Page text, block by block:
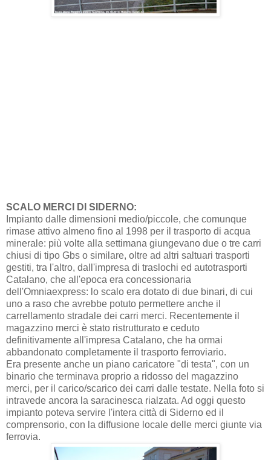
SCALO MERCI DI SIDERNO:
Impianto dalle dimensioni medio/piccole, che comunque
rimase attivo almeno fino al 1998 per il trasporto di acqua
minerale: più volte alla settimana giungevano due o tre carri
chiusi di tipo Gbs o similare, oltre ad altri saltuari trasporti
gestiti, tra l'altro, dall'impresa di traslochi ed autotrasporti
Catalano, che all'epoca era concessionaria
dell'Omniaexpress: lo scalo era dotato di due binari, di cui
uno a raso che avrebbe potuto permettere anche il
carrellamento stradale dei carri merci. Recentemente il
magazzino merci è stato ristrutturato e ceduto
definitivamente all'impresa Catalano, che ha ormai
abbandonato completamente il trasporto ferroviario.
Era presente anche un piano caricatore "di testa", con un
binario che terminava proprio a ridosso del magazzino
merci, per il carico/scarico dei carri dalle testate. Nella foto si
intravede ancora la saracinesca rialzata. Ad oggi questo
impianto poteva servire l'intera città di Siderno ed il
comprensorio, con la diffusione locale delle merci giunte via
ferrovia.